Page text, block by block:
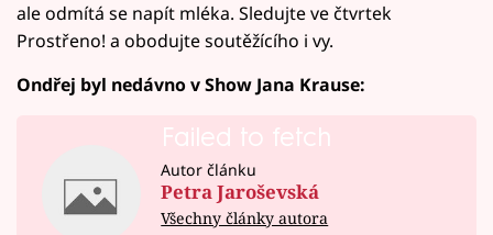
ale odmítá se napít mléka. Sledujte ve čtvrtek
Prostřeno! a obodujte soutěžícího i vy.
Ondřej byl nedávno v Show Jana Krause:
Failed to fetch
Autor článku
Petra Jaroševská
Všechny články autora